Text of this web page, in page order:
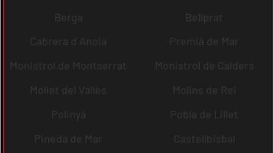
Berga
Bellprat
Cabrera d´Anoia
Premià de Mar
Monistrol de Montserrat
Monistrol de Calders
Mollet del Vallès
Molins de Rei
Polinyà
Pobla de Lillet
Pineda de Mar
Castellbisbal